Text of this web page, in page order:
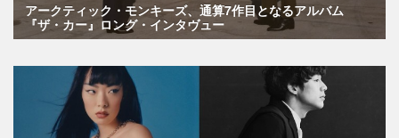
アークティック・モンキーズ、通算7作目となるアルバム
『ザ・カー』ロング・インタヴュー